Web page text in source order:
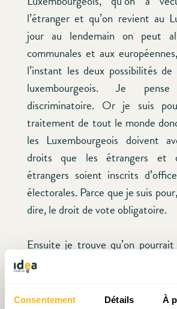
Consentement Détails À
l’étranger et qu’on revient au
jour au lendemain on peut
communales et aux
l’instant les deux possibilités
luxembourgeois. Je
discriminatoire. Or je suis
traitement de tout le monde
les Luxembourgeois doivent
droits que les étrangers et
étrangers soient inscrits
électorales. Parce que je suis
dire, le droit de vote obligatoire.
Ensuite je trouve qu’on
électorale et surtout et ça
l’électorat serait plus
nous vivons et donc des